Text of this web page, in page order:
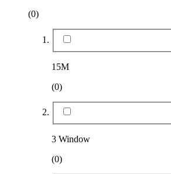
(0)
15M
(0)
3 Window
(0)